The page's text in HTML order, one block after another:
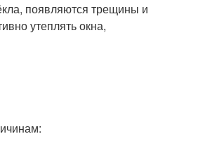
появляются трещины и
утеплять окна,